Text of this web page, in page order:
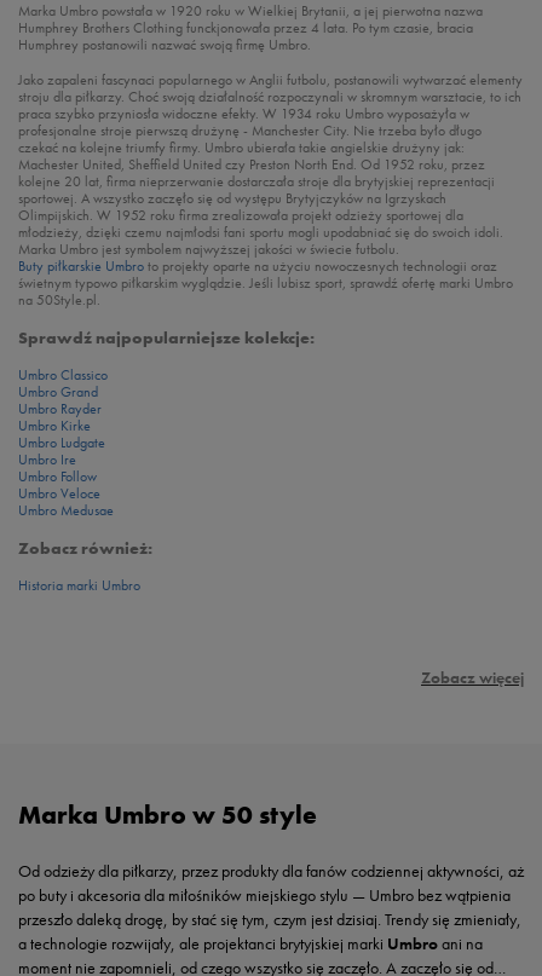
Zobacz więcej
Marka Umbro powstała w 1920 roku w Wielkiej Brytanii, a jej pierwotna nazwa
Humphrey Brothers Clothing funckjonowała przez 4 lata. Po tym czasie, bracia
Humphrey postanowili nazwać swoją firmę Umbro.
Jako zapaleni fascynaci popularnego w Anglii futbolu, postanowili wytwarzać elementy
stroju dla piłkarzy. Choć swoją działalność rozpoczynali w skromnym warsztacie, to ich
praca szybko przyniosła widoczne efekty. W 1934 roku Umbro wyposażyła w
profesjonalne stroje pierwszą drużynę - Manchester City. Nie trzeba było długo
czekać na kolejne triumfy firmy. Umbro ubierała takie angielskie drużyny jak:
Machester United, Sheffield United czy Preston North End. Od 1952 roku, przez
kolejne 20 lat, firma nieprzerwanie dostarczała stroje dla brytyjskiej reprezentacji
sportowej. A wszystko zaczęło się od występu Brytyjczyków na Igrzyskach
Olimpijskich. W 1952 roku firma zrealizowała projekt odzieży sportowej dla
młodzieży, dzięki czemu najmłodsi fani sportu mogli upodabniać się do swoich idoli.
Marka Umbro jest symbolem najwyższej jakości w świecie futbolu.
Buty piłkarskie Umbroto projekty oparte na użyciu nowoczesnych technologii oraz
świetnym typowo piłkarskim wyglądzie. Jeśli lubisz sport, sprawdź ofertę marki Umbro
na 50Style.pl.
Sprawdź najpopularniejsze kolekcje:
Umbro Classico
Umbro Grand
Umbro Rayder
Umbro Kirke
Umbro Ludgate
Umbro Ire
Umbro Follow
Umbro Veloce
Umbro Medusae
Zobacz również:
Historia marki Umbro
Marka Umbro w 50 style
Od odzieży dla piłkarzy, przez produkty dla fanów codziennej aktywności, aż
po buty i akcesoria dla miłośników miejskiego stylu — Umbro bez wątpienia
przeszło daleką drogę, by stać się tym, czym jest dzisiaj. Trendy się zmieniały,
a technologie rozwijały, ale projektanci brytyjskiej marki Umbroani na
moment nie zapomnieli, od czego wszystko się zaczęło. A zaczęło się od…